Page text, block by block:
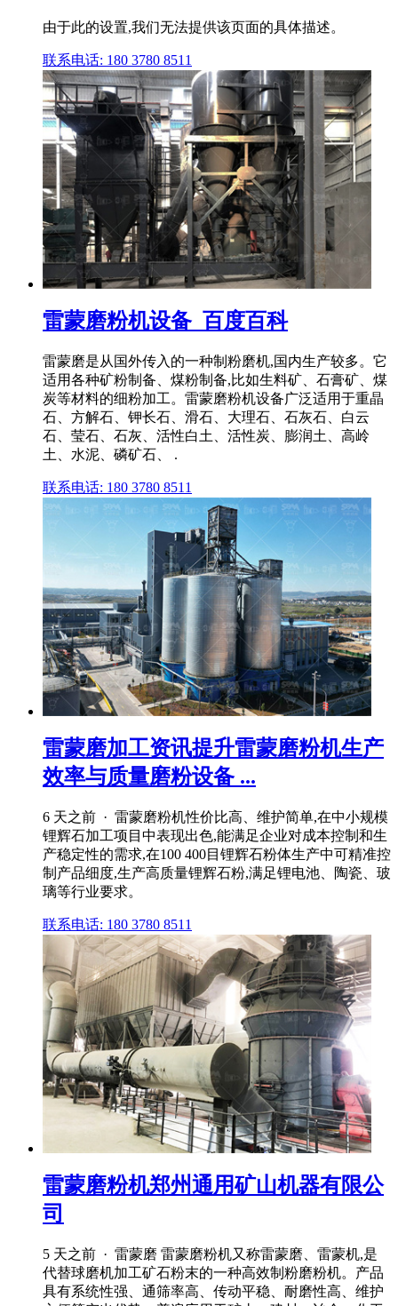
由于此的设置,我们无法提供该页面的具体描述。
联系电话: 180 3780 8511
雷蒙磨粉机设备_百度百科
雷蒙磨是从国外传入的一种制粉磨机,国内生产较多。它
适用各种矿粉制备、煤粉制备,比如生料矿、石膏矿、煤
炭等材料的细粉加工。雷蒙磨粉机设备广泛适用于重晶
石、方解石、钾长石、滑石、大理石、石灰石、白云
石、莹石、石灰、活性白土、活性炭、膨润土、高岭
土、水泥、磷矿石、 .
联系电话: 180 3780 8511
雷蒙磨加工资讯提升雷蒙磨粉机生产
效率与质量磨粉设备 ...
6 天之前 · 雷蒙磨粉机性价比高、维护简单,在中小规模
锂辉石加工项目中表现出色,能满足企业对成本控制和生
产稳定性的需求,在100 400目锂辉石粉体生产中可精准控
制产品细度,生产高质量锂辉石粉,满足锂电池、陶瓷、玻
璃等行业要求。
联系电话: 180 3780 8511
雷蒙磨粉机郑州通用矿山机器有限公
司
5 天之前 · 雷蒙磨 雷蒙磨粉机又称雷蒙磨、雷蒙机,是
代替球磨机加工矿石粉末的一种高效制粉磨粉机。产品
具有系统性强、通筛率高、传动平稳、耐磨性高、维护